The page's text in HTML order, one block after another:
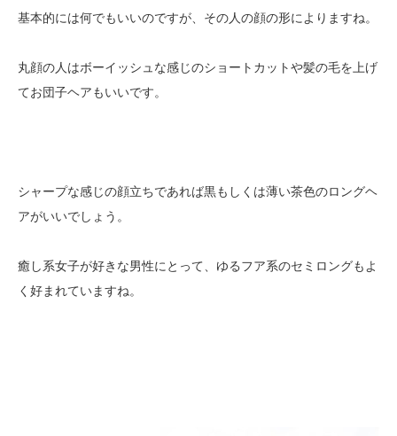
基本的には何でもいいのですが、その人の顔の形によりますね。
丸顔の人はボーイッシュな感じのショートカットや髪の毛を上げ
てお団子ヘアもいいです。
シャープな感じの顔立ちであれば黒もしくは薄い茶色のロングヘ
アがいいでしょう。
癒し系女子が好きな男性にとって、ゆるフア系のセミロングもよ
く好まれていますね。